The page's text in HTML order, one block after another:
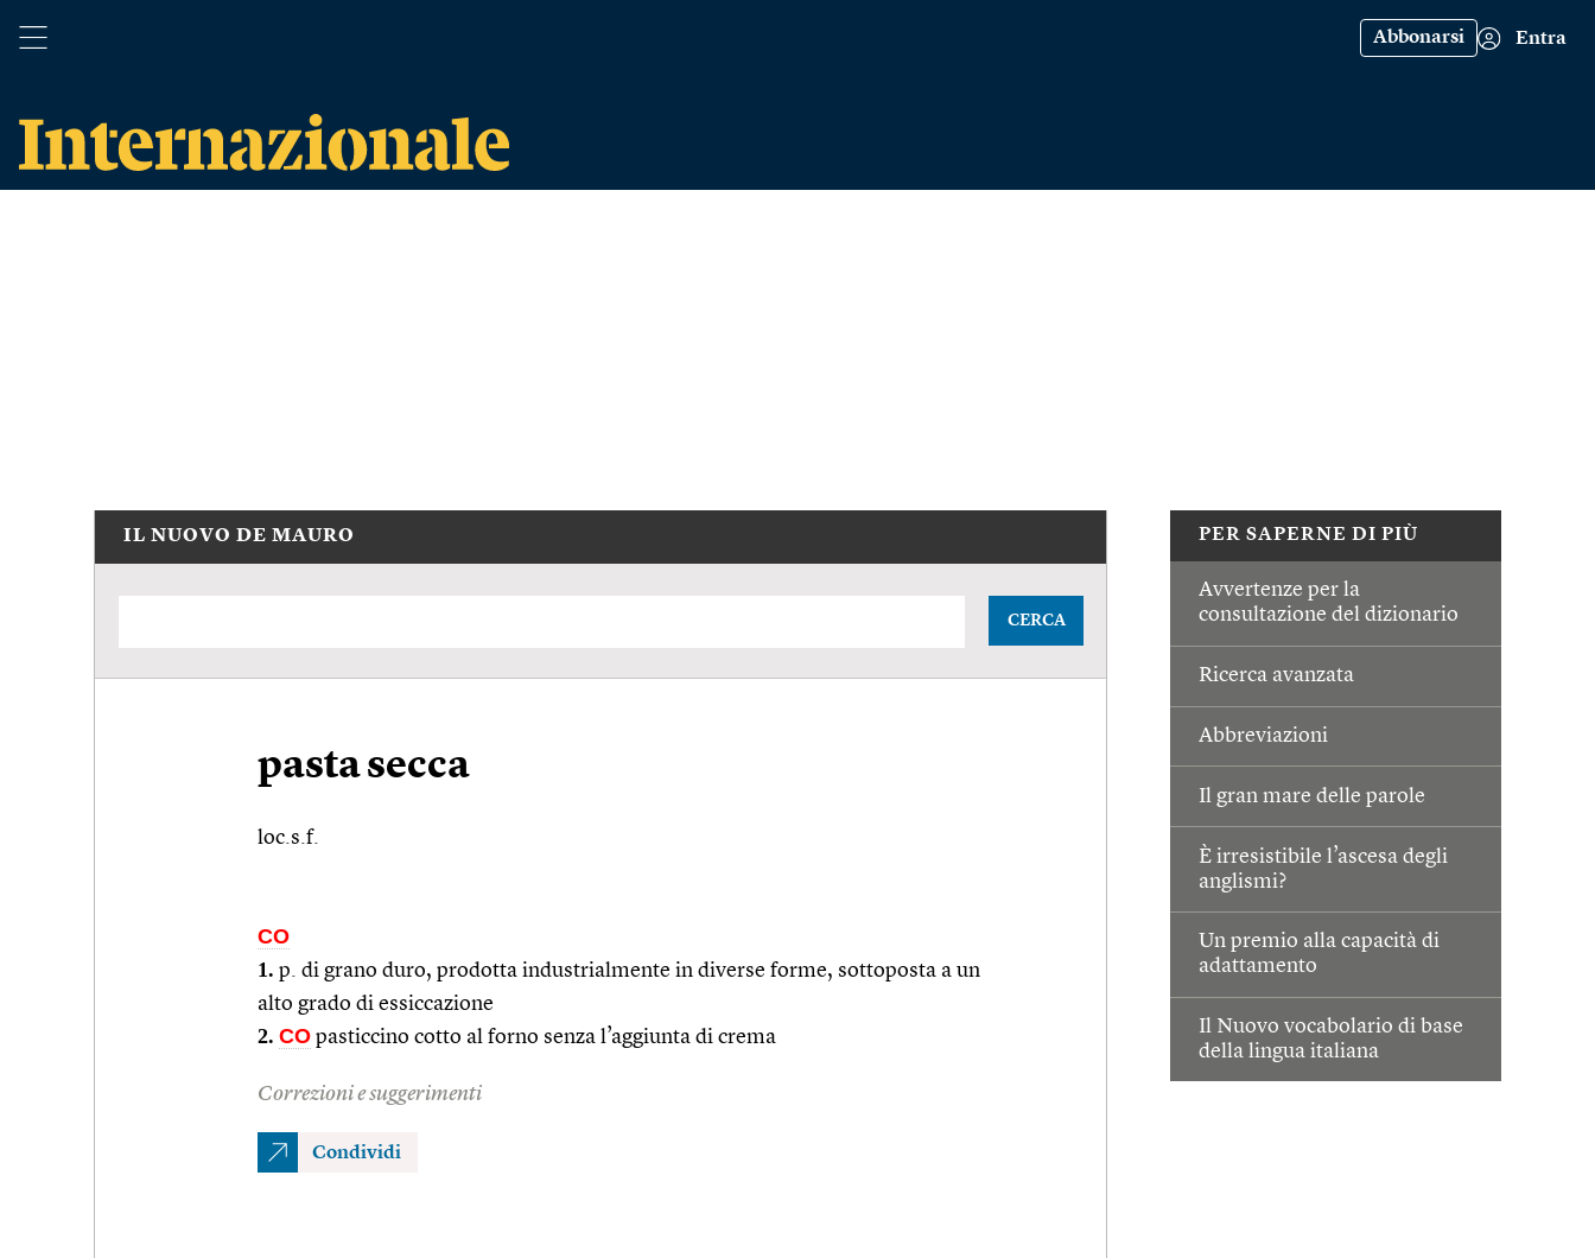
Abbonarsi Entra
PER SAPERNE DI PIÙ
Avvertenze per la
consultazione del dizionario
Ricerca avanzata
Abbreviazioni
Il gran mare delle parole
È irresistibile l’ascesa degli
anglismi?
Un premio alla capacità di
adattamento
Il Nuovo vocabolario di base
della lingua italiana
IL NUOVO DE MAURO
CERCA
pasta secca
loc.s.f.
CO
1. p. di grano duro, prodotta industrialmente in diverse forme, sottoposta a un
alto grado di essiccazione
2. CO pasticcino cotto al forno senza l’aggiunta di crema
Correzioni e suggerimenti
Condividi